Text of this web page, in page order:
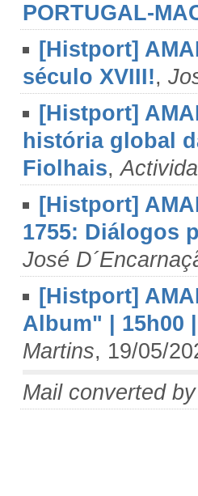
PORTUGAL-
[Histport]
século XVIII!,
[Histport]
história global
Fiolhais,
[Histport]
1755: Diálogos
José
[Histport]
Album" | 15h00
Martins, 19/05/
Mail converted by